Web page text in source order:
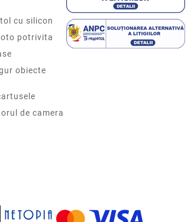
cu silicon
potrivita
obiecte
de camera